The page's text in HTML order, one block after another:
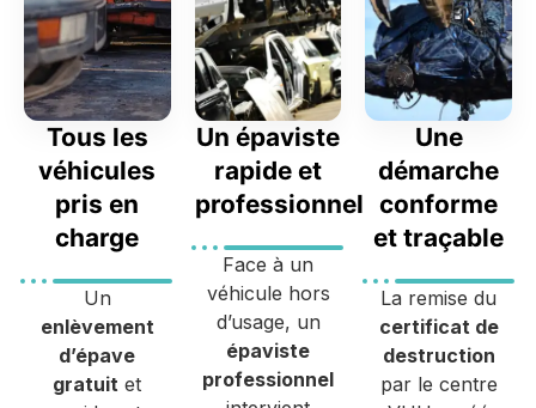
Tous les
véhicules
pris en
charge
Un
enlèvement
d’épave
gratuit et
Un épaviste
rapide et
professionnel
Face à un
véhicule hors
d’usage, un
épaviste
professionnel
Une
démarche
conforme
et traçable
La remise du
certificat de
destruction
par le centre